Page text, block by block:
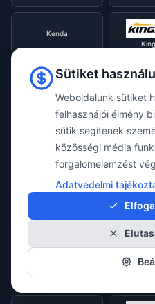
Kenda
Kormoran
Lassa
Marshal
Nankang
Sütiket
Weboldalunk sütiket
felhasználói élmény
sütik segítenek
közösségi média
forgalomelemzést
Adatvédelmi